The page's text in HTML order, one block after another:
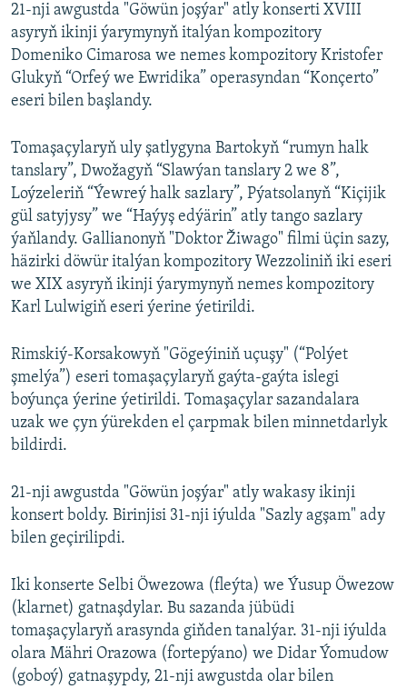
21-nji awgustda "Göwün joşýar" atly konserti XVIII
asyryň ikinji ýarymynyň italýan kompozitory
Domeniko Cimarosa we nemes kompozitory Kristofer
Glukyň “Orfeý we Ewridika” operasyndan “Konçerto”
eseri bilen başlandy.
Tomaşaçylaryň uly şatlygyna Bartokyň “rumyn halk
tanslary”, Dwožagyň “Slawýan tanslary 2 we 8”,
Loýzeleriň “Ýewreý halk sazlary”, Pýatsolanyň “Kiçijik
gül satyjysy” we “Haýyş edýärin” atly tango sazlary
ýaňlandy. Gallianonyň "Doktor Žiwago" filmi üçin sazy,
häzirki döwür italýan kompozitory Wezzoliniň iki eseri
we XIX asyryň ikinji ýarymynyň nemes kompozitory
Karl Lulwigiň eseri ýerine ýetirildi.
Rimskiý-Korsakowyň "Gögeýiniň uçuşy" (“Polýet
şmelýa”) eseri tomaşaçylaryň gaýta-gaýta islegi
boýunça ýerine ýetirildi. Tomaşaçylar sazandalara
uzak we çyn ýürekden el çarpmak bilen minnetdarlyk
bildirdi.
21-nji awgustda "Göwün joşýar" atly wakasy ikinji
konsert boldy. Birinjisi 31-nji iýulda "Sazly agşam" ady
bilen geçirilipdi.
Iki konserte Selbi Öwezowa (fleýta) we Ýusup Öwezow
(klarnet) gatnaşdylar. Bu sazanda jübüdi
tomaşaçylaryň arasynda giňden tanalýar. 31-nji iýulda
olara Mähri Orazowa (fortepýano) we Didar Ýomudow
(goboý) gatnaşypdy, 21-nji awgustda olar bilen